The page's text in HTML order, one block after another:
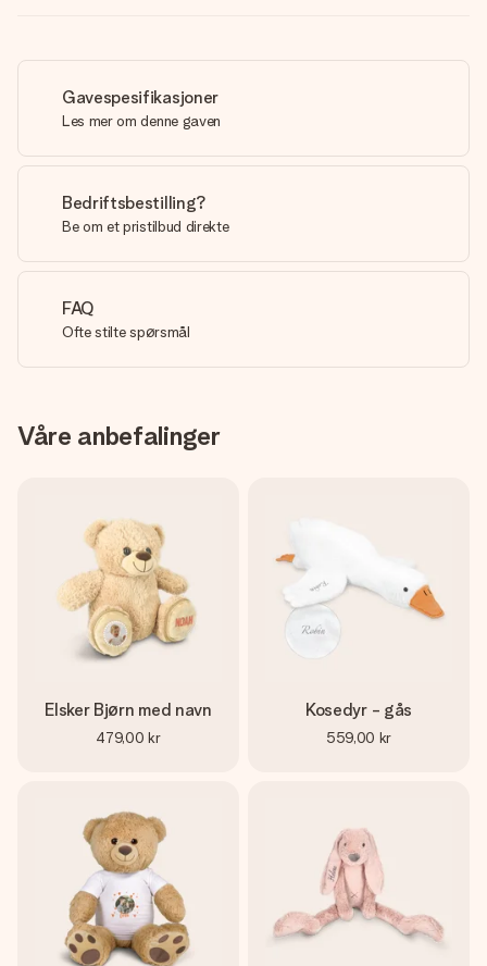
Gavespesifikasjoner
Les mer om denne gaven
Bedriftsbestilling?
Be om et pristilbud direkte
FAQ
Ofte stilte spørsmål
Våre anbefalinger
Elsker Bjørn med navn
479,00 kr
Kosedyr - gås
559,00 kr